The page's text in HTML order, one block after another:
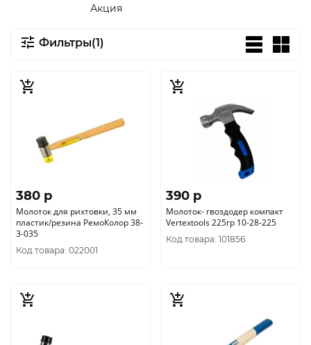
Акция
Фильтры(1)
380 p
Молоток для рихтовки, 35 мм
пластик/резина РемоКолор 38-
3-035
Код товара: 022001
390 p
Молоток- гвоздодер компакт
Vertextools 225гр 10-28-225
Код товара: 101856